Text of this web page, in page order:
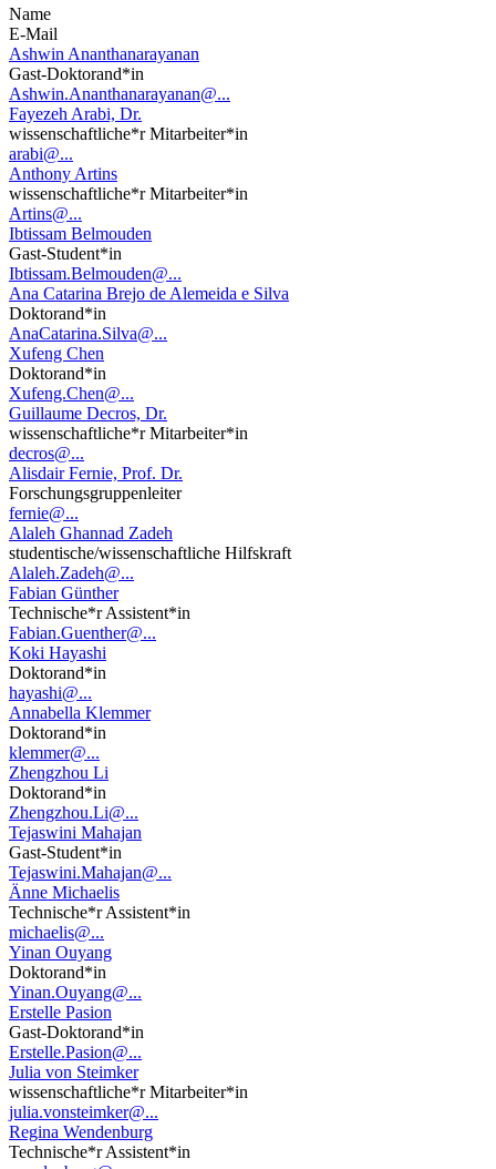
Name
E-Mail
Ashwin Ananthanarayanan
Gast-Doktorand*in
Ashwin.Ananthanarayanan@...
Fayezeh Arabi, Dr.
wissenschaftliche*r Mitarbeiter*in
arabi@...
Anthony Artins
wissenschaftliche*r Mitarbeiter*in
Artins@...
Ibtissam Belmouden
Gast-Student*in
Ibtissam.Belmouden@...
Ana Catarina Brejo de Alemeida e Silva
Doktorand*in
AnaCatarina.Silva@...
Xufeng Chen
Doktorand*in
Xufeng.Chen@...
Guillaume Decros, Dr.
wissenschaftliche*r Mitarbeiter*in
decros@...
Alisdair Fernie, Prof. Dr.
Forschungsgruppenleiter
fernie@...
Alaleh Ghannad Zadeh
studentische/wissenschaftliche Hilfskraft
Alaleh.Zadeh@...
Fabian Günther
Technische*r Assistent*in
Fabian.Guenther@...
Koki Hayashi
Doktorand*in
hayashi@...
Annabella Klemmer
Doktorand*in
klemmer@...
Zhengzhou Li
Doktorand*in
Zhengzhou.Li@...
Tejaswini Mahajan
Gast-Student*in
Tejaswini.Mahajan@...
Änne Michaelis
Technische*r Assistent*in
michaelis@...
Yinan Ouyang
Doktorand*in
Yinan.Ouyang@...
Erstelle Pasion
Gast-Doktorand*in
Erstelle.Pasion@...
Julia von Steimker
wissenschaftliche*r Mitarbeiter*in
julia.vonsteimker@...
Regina Wendenburg
Technische*r Assistent*in